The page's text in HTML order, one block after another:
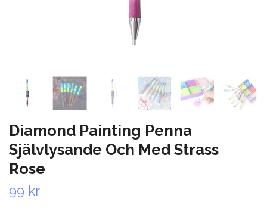
Diamond Painting Penna
Självlysande Och Med Strass
Rose
99 kr